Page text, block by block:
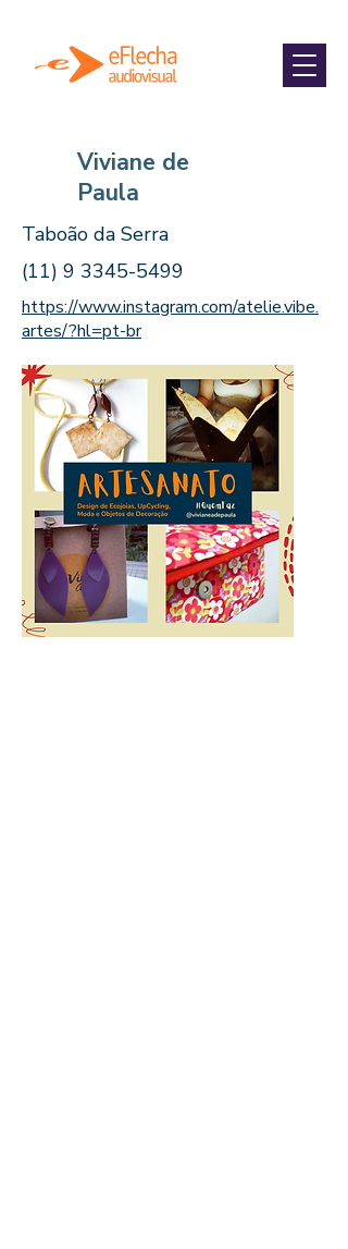
Viviane de
Paula
Taboão da Serra
(11) 9 3345-5499
https://www.instagram.com/atelie.vibe.
artes/?hl=pt-br